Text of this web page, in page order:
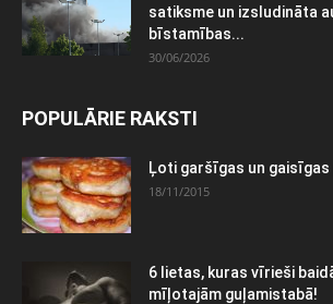
satiksme un izsludināta
bīstamības...
30/06/2026
POPULĀRIE RAKSTI
Ļoti garšīgas un gaisīgas
18/11/2015
6 lietas, kuras vīrieši
mīļotajām guļamistabā!